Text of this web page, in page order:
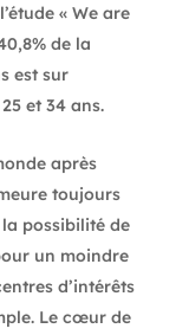
« We are
de la
est sur
et 34 ans.
après
toujours
la possibilité de
un moindre
d’intérêts
Le cœur de